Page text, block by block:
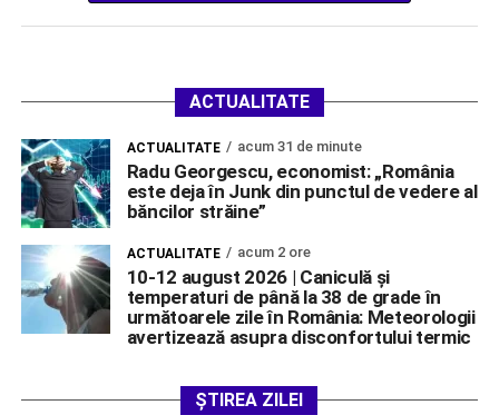
ACTUALITATE
ACTUALITATE acum 31 de minute
Radu Georgescu, economist: „România
este deja în Junk din punctul de vedere al
băncilor străine”
ACTUALITATE acum 2 ore
10-12 august 2026 | Caniculă și
temperaturi de până la 38 de grade în
următoarele zile în România: Meteorologii
avertizează asupra disconfortului termic
ȘTIREA ZILEI